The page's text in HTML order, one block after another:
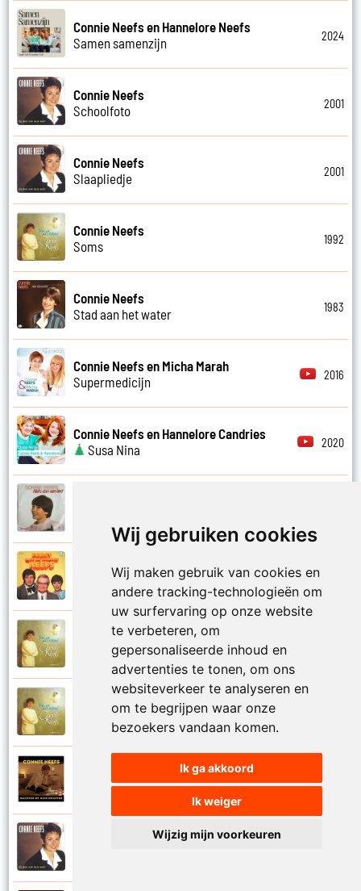
Wij gebruiken cookies
Wij maken gebruik van cookies en
andere tracking-technologieën om
uw surfervaring op onze website
te verbeteren, om
gepersonaliseerde inhoud en
advertenties te tonen, om ons
websiteverkeer te analyseren en
om te begrijpen waar onze
bezoekers vandaan komen.
Ik ga akkoord
Ik weiger
Wijzig mijn voorkeuren
Connie Neefs en Hannelore Neefs
Samen samenzijn
2024
Connie Neefs
Schoolfoto
2001
Connie Neefs
Slaapliedje
2001
Connie Neefs
Soms
1992
Connie Neefs
Stad aan het water
1983
Connie Neefs en Micha Marah
Supermedicijn
2016
Connie Neefs en Hannelore Candries
Susa Nina
2020
Louis Neefs en Connie Neefs
Tinneke Van Heule
Connie Neefs
Van op een afstand
Connie Neefs
Vrijheid
Wachten op mijn dochter